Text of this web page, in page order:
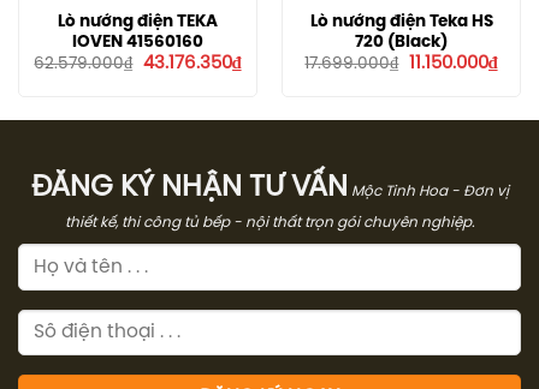
Lò nướng điện TEKA
IOVEN 41560160
62.579.000₫
Giá
43.176.350₫Giá
43.176.350₫.
Lò nướng điện Teka HS
720 (Black)
17.699.000₫
Giá
11.150.000₫Giá
ĐĂNG KÝ NHẬN TƯ VẤN Mộc Tinh Hoa - Đơn vị
thiết kế, thi công tủ bếp - nội thất trọn gói chuyên nghiệp.